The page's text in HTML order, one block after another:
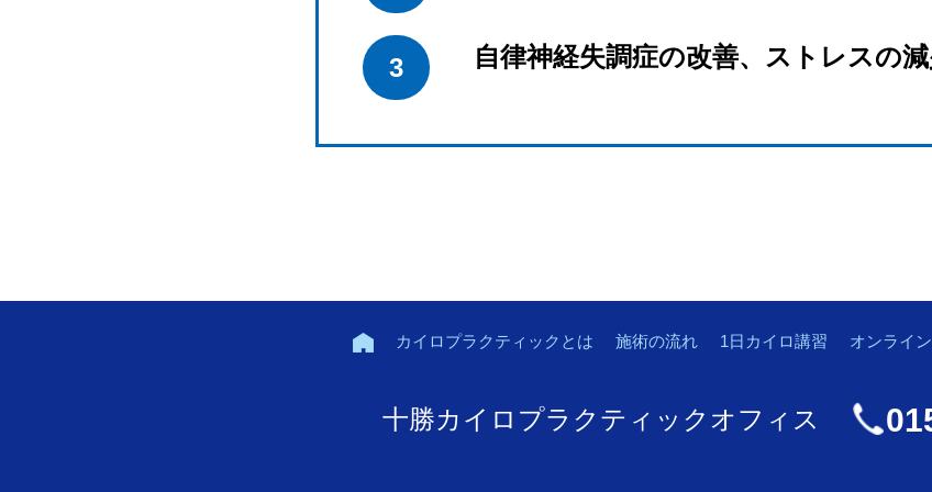
3 自律神経失調症の改善、ストレスの
カイロプラクティックとは 施術の流れ 1日カイロ講習 オンライ
十勝カイロプラクティックオフィス